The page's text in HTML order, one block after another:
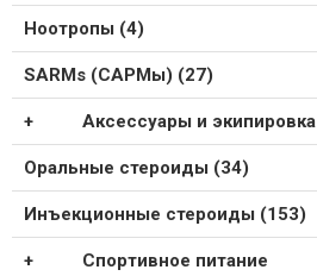
Ноотропы (4)
SARMs (САРМы) (27)
Аксессуары и экипировка
Оральные стероиды (34)
Инъекционные стероиды (153)
Спортивное питание